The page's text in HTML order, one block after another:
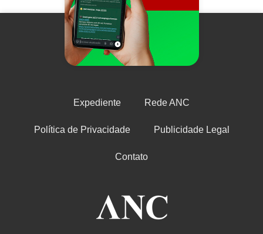
Expediente Rede ANC
Política de Privacidade Publicidade Legal
Contato